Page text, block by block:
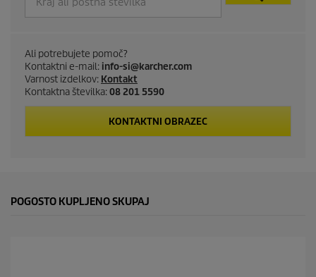
Ali potrebujete pomoč?
Kontaktni e-mail: info-si@karcher.com
Varnost izdelkov: Kontakt
Kontaktna številka:08 201 5590
KONTAKTNI OBRAZEC
POGOSTO KUPLJENO SKUPAJ